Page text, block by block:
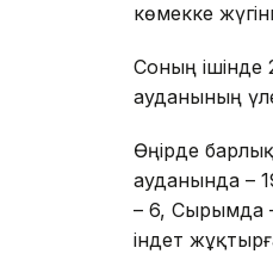
көмекке
Соның ішінде
ауданының
Өңірде
ауданында –
– 6, Сырымда
індет